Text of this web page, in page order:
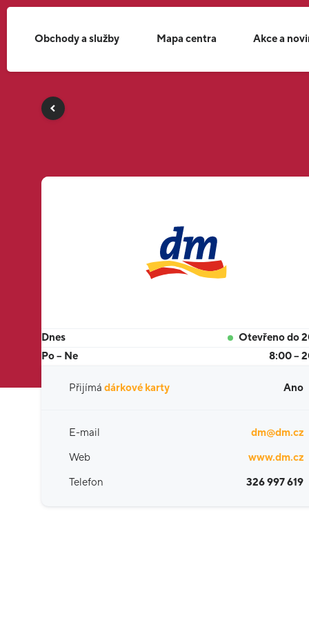
Obchody a služby Mapa centra Akce a
Dnes
Otevřeno do
Po – Ne
8:00 –
Přijímá dárkové karty Ano
E-mail
dm@dm.cz
Web
www.dm.cz
Telefon
326 997 619